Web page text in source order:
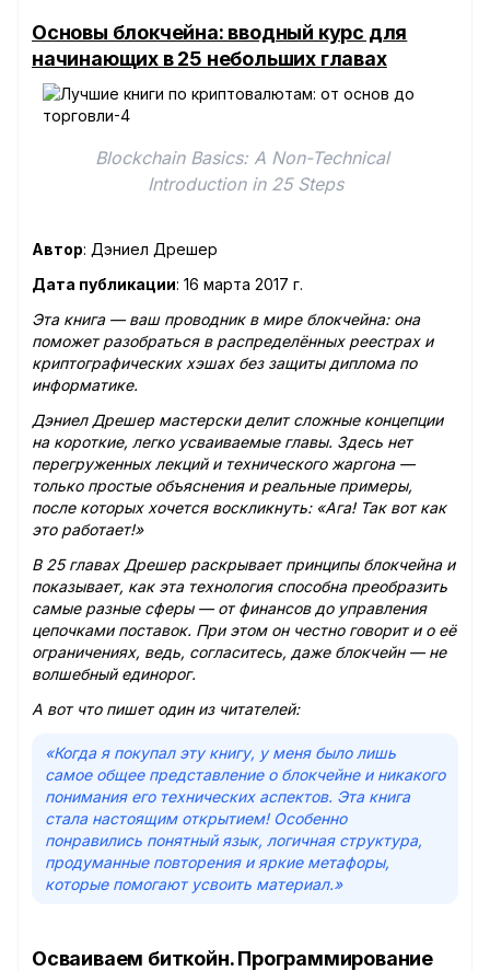
Основы блокчейна: вводный курс для
начинающих в 25 небольших главах
Blockchain Basics: A Non-Technical
Introduction in 25 Steps
Автор: Дэниел Дрешер
Дата публикации: 16 марта 2017 г.
Эта книга — ваш проводник в мире блокчейна: она
поможет разобраться в распределённых реестрах и
криптографических хэшах без защиты диплома по
информатике.
Дэниел Дрешер мастерски делит сложные концепции
на короткие, легко усваиваемые главы. Здесь нет
перегруженных лекций и технического жаргона —
только простые объяснения и реальные примеры,
после которых хочется воскликнуть: «Ага! Так вот как
это работает!»
В 25 главах Дрешер раскрывает принципы блокчейна и
показывает, как эта технология способна преобразить
самые разные сферы — от финансов до управления
цепочками поставок. При этом он честно говорит и о её
ограничениях, ведь, согласитесь, даже блокчейн — не
волшебный единорог.
А вот что пишет один из читателей:
«Когда я покупал эту книгу, у меня было лишь
самое общее представление о блокчейне и никакого
понимания его технических аспектов. Эта книга
стала настоящим открытием! Особенно
понравились понятный язык, логичная структура,
продуманные повторения и яркие метафоры,
которые помогают усвоить материал.»
Осваиваем биткойн. Программирование